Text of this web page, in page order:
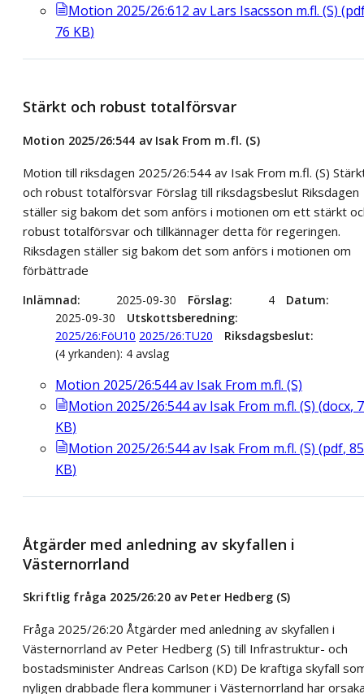
Motion 2025/26:612 av Lars Isacsson m.fl. (S) (
76 KB)
Stärkt och robust totalförsvar
Motion 2025/26:544 av Isak From m.fl. (S)
Motion till riksdagen 2025/26:544 av Isak From m.fl. (S)
och robust totalförsvar Förslag till riksdagsbeslut Riksdagen
ställer sig bakom det som anförs i motionen om ett stärkt
robust totalförsvar och tillkännager detta för regeringen.
Riksdagen ställer sig bakom det som anförs i motionen om
förbättrade
Inlämnad 2025-09-30 Förslag 4
Datum
2025-09-30
Utskottsberedning
2025/26:FöU10 2025/26:TU20
Riksdagsbeslut
(4 yrkanden): 4 avslag
Motion 2025/26:544 av Isak From m.fl. (S)
Motion 2025/26:544 av Isak From m.fl. (S) (docx,
KB)
Motion 2025/26:544 av Isak From m.fl. (S) (pdf, 85
KB)
Åtgärder med anledning av skyfallen i
Västernorrland
Skriftlig fråga 2025/26:20 av Peter Hedberg (S)
Fråga 2025/26:20 Åtgärder med anledning av skyfallen i
Västernorrland av Peter Hedberg (S) till Infrastruktur- och
bostadsminister Andreas Carlson (KD) De kraftiga skyfall
nyligen drabbade flera kommuner i Västernorrland har